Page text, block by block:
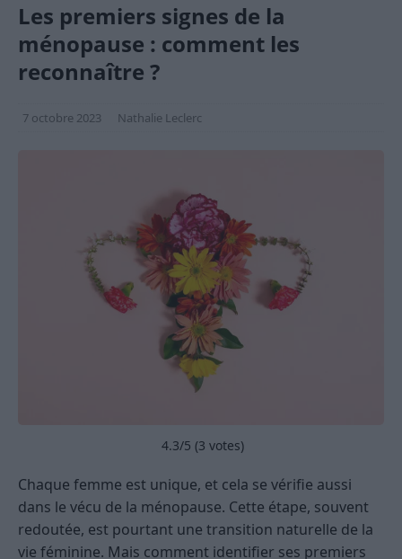
Les premiers signes de la
ménopause : comment les
reconnaître ?
7 octobre 2023 Nathalie Leclerc
4.3/5 (3 votes)
Chaque femme est unique, et cela se vérifie aussi
dans le vécu de la ménopause. Cette étape, souvent
redoutée, est pourtant une transition naturelle de la
vie féminine. Mais comment identifier ses premiers